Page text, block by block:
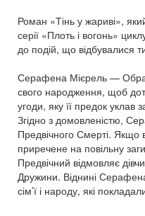
Роман «Тінь у жариві»,
серії «Плоть і вогонь»
до подій, що відбувалися
Серафена Мієрель —
свого народження, щоб
угоди, яку її предок уклав
Згідно з домовленістю,
Предвічного Смерті. Якщо
приречене на повільну
Предвічний відмовляє
Дружини. Віднині
сім’ї і народу, які